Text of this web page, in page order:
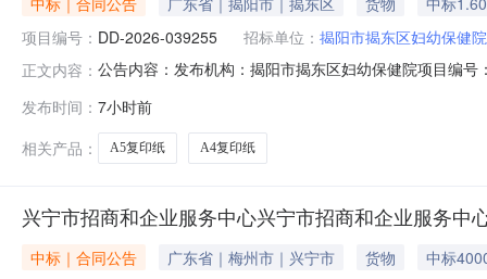
项目编号： DD-2026-039255 招标单位： 揭阳市揭东区妇幼保健院
正文内容： 公告内容：发布机构：揭阳市揭东区妇幼保健院项目编
联系方式：0663-3273287供应商(乙方)：揭阳市揭东经
发布时间： 7小时前
相关产品：
A5复印纸 A4复印纸
兴宁市招商和企业服务中心兴宁市招商和企业服务中
中标｜合同公告 广东省｜梅州市｜兴宁市 货物
中标